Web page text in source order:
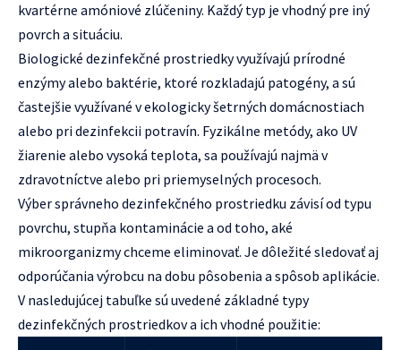
kvartérne amóniové zlúčeniny. Každý typ je vhodný pre iný
povrch a situáciu.
Biologické dezinfekčné prostriedky využívajú prírodné
enzýmy alebo baktérie, ktoré rozkladajú patogény, a sú
častejšie využívané v ekologicky šetrných domácnostiach
alebo pri dezinfekcii potravín. Fyzikálne metódy, ako UV
žiarenie alebo vysoká teplota, sa používajú najmä v
zdravotníctve alebo pri priemyselných procesoch.
Výber správneho dezinfekčného prostriedku závisí od typu
povrchu, stupňa kontaminácie a od toho, aké
mikroorganizmy chceme eliminovať. Je dôležité sledovať aj
odporúčania výrobcu na dobu pôsobenia a spôsob aplikácie.
V nasledujúcej tabuľke sú uvedené základné typy
dezinfekčných prostriedkov a ich vhodné použitie: